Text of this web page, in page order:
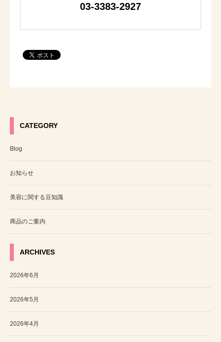
03-3383-2927
CATEGORY
Blog
お知らせ
美容に関する豆知識
商品のご案内
ARCHIVES
2026年6月
2026年5月
2026年4月